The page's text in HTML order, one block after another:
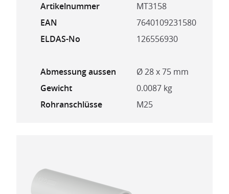
Artikelnummer
MT3158
EAN
7640109231580
ELDAS-No
126556930
Abmessung aussen
Ø 28 x 75 mm
Gewicht
0.0087 kg
Rohranschlüsse
M25